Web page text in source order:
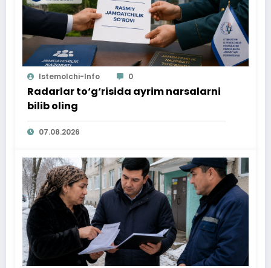
Istemolchi-Info 0
Radarlar to‘g‘risida ayrim narsalarni
bilib oling
07.08.2026